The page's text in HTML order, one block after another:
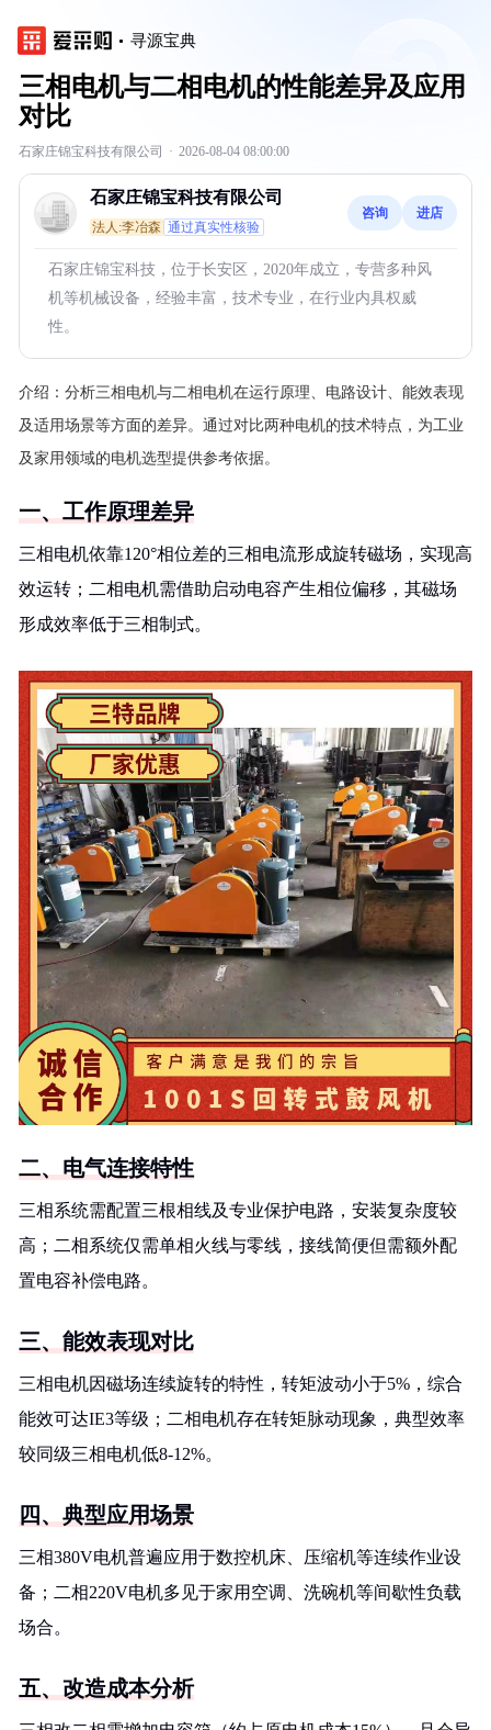
寻源宝典
三相电机与二相电机的性能差异及应用
对比
石家庄锦宝科技有限公司 · 2026-08-04 08:00:00
石家庄锦宝科技有限公司
法人:李冶森 通过真实性核验
咨询 进店
石家庄锦宝科技，位于长安区，2020年成立，专营多种风
机等机械设备，经验丰富，技术专业，在行业内具权威
性。
介绍： 分析三相电机与二相电机在运行原理、电路设计、能效表现
及适用场景等方面的差异。通过对比两种电机的技术特点，为工业
及家用领域的电机选型提供参考依据。
一、工作原理差异
三相电机依靠120°相位差的三相电流形成旋转磁场，实现高
效运转；二相电机需借助启动电容产生相位偏移，其磁场
形成效率低于三相制式。
二、电气连接特性
三相系统需配置三根相线及专业保护电路，安装复杂度较
高；二相系统仅需单相火线与零线，接线简便但需额外配
置电容补偿电路。
三、能效表现对比
三相电机因磁场连续旋转的特性，转矩波动小于5%，综合
能效可达IE3等级；二相电机存在转矩脉动现象，典型效率
较同级三相电机低8-12%。
四、典型应用场景
三相380V电机普遍应用于数控机床、压缩机等连续作业设
备；二相220V电机多见于家用空调、洗碗机等间歇性负载
场合。
五、改造成本分析